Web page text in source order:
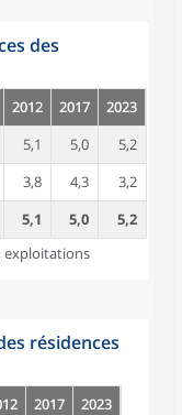
des
2012 2017
2023
5,1 5,0
5,2
3,8 4,3
3,2
5,1 5,0
5,2
exploitations
résidences
2017
2023